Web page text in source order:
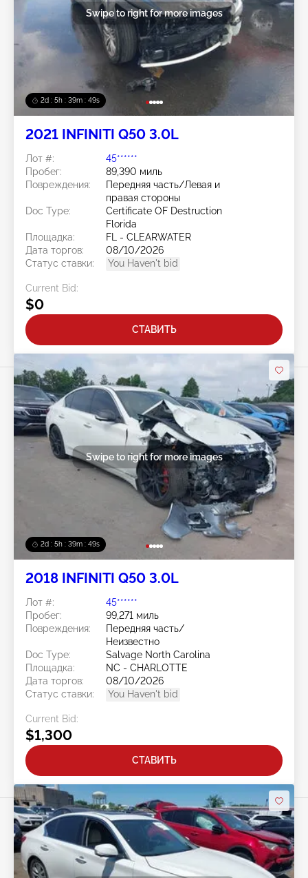
2d : 5h : 39m : 46s
Swipe to right for more images
2021 INFINITI Q50 3.0L
Лот #:
45******
Пробег:
89,390 миль
Повреждения:
Передняя часть/Левая и
правая стороны
Doc Type:
Certificate OF Destruction
Florida
Площадка:
FL - CLEARWATER
Дата торгов:
08/10/2026
Статус ставки:
You Haven't bid
Current Bid:
$0
СТАВИТЬ
2d : 5h : 39m : 46s
Swipe to right for more images
2018 INFINITI Q50 3.0L
Лот #:
45******
Пробег:
99,271 миль
Повреждения:
Передняя часть/
Неизвестно
Doc Type:
Salvage North Carolina
Площадка:
NC - CHARLOTTE
Дата торгов:
08/10/2026
Статус ставки:
You Haven't bid
Current Bid:
$1,300
СТАВИТЬ